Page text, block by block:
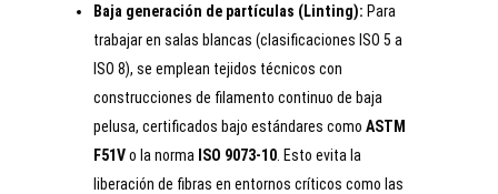
Baja generación de partículas (Linting): Para
trabajar en salas blancas (clasificaciones ISO 5 a
ISO 8), se emplean tejidos técnicos con
construcciones de filamento continuo de baja
pelusa, certificados bajo estándares comoASTM
F51Vo la norma ISO 9073-10 . Esto evita la
liberación de fibras en entornos críticos como las